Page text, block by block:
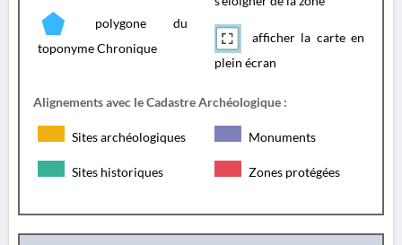
polygone du
toponyme Chronique
afficher la carte en
plein écran
Alignements avec le Cadastre Archéologique :
Sites archéologiques Monuments
Sites historiques Zones protégées